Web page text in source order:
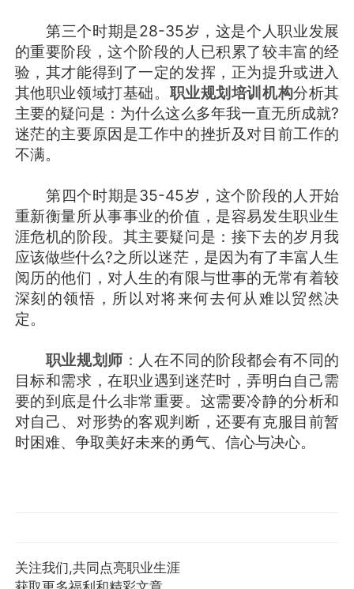
第三个时期是28-35岁，这是个人职业发展
的重要阶段，这个阶段的人已积累了较丰富的经
验，其才能得到了一定的发挥，正为提升或进入
其他职业领域打基础。 职业规划培训机构分析其
主要的疑问是：为什么这么多年我一直无所成就?
迷茫的主要原因是工作中的挫折及对目前工作的
不满。
第四个时期是35-45岁，这个阶段的人开始
重新衡量所从事事业的价值，是容易发生职业生
涯危机的阶段。其主要疑问是：接下去的岁月我
应该做些什么?之所以迷茫，是因为有了丰富人生
阅历的他们，对人生的有限与世事的无常有着较
深刻的领悟，所以对将来何去何从难以贸然决
定。
职业规划师 ：人在不同的阶段都会有不同的
目标和需求，在职业遇到迷茫时，弄明白自己需
要的到底是什么非常重要。这需要冷静的分析和
对自己、对形势的客观判断，还要有克服目前暂
时困难、争取美好未来的勇气、信心与决心。
关注我们,共同点亮职业生涯